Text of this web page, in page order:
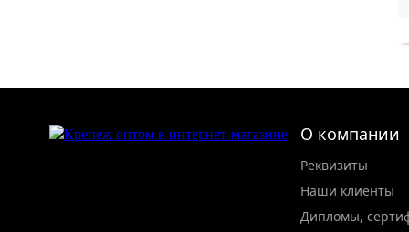
О компании
Реквизиты
Наши клиенты
Дипломы,